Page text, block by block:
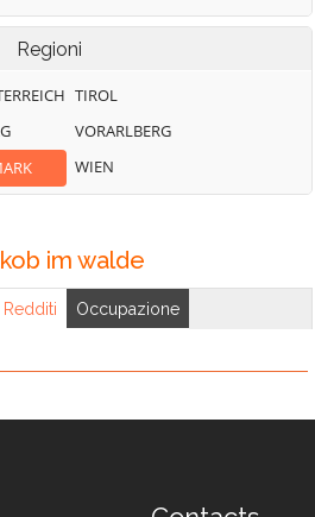
Regioni
TIROL
VORARLBERG
WIEN
im walde
Redditi Occupazione